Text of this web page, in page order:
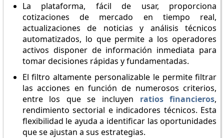
La plataforma, fácil de usar, proporciona
cotizaciones de mercado en tiempo real,
actualizaciones de noticias y análisis técnicos
automatizados, lo que permite a los operadores
activos disponer de información inmediata para
tomar decisiones rápidas y fundamentadas.
El filtro altamente personalizable le permite filtrar
las acciones en función de numerosos criterios,
entre los que se incluyen ratios financieros,
rendimiento sectorial e indicadores técnicos. Esta
flexibilidad le ayuda a identificar las oportunidades
que se ajustan a sus estrategias.